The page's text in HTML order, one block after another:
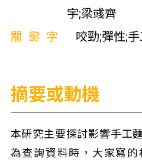
宇;梁彧齊
關鍵字
咬勁;彈性;
摘要或動機
本研究主要探討影響手工
為查詢資料時，大家寫